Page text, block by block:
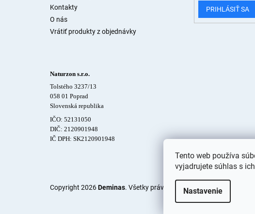
Tento web používa
vyjadrujete súhlas s
Nastavenie
Kontakty
O nás
Vrátiť produkty z objednávky
PRIHLÁSIŤ SA
Naturzon s.r.o.
Tolstého 3237/13
058 01 Poprad
Slovenská republika
IČO: 52131050
DIČ: 2120901948
IČ DPH: SK2120901948
Copyright 2026Deminas. Všetky práva vyhradené. Upraviť